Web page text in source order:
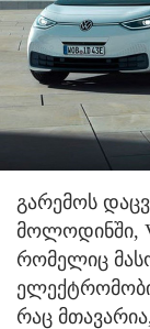
გარემოს
მოლოდინში,
რომელიც
რაც